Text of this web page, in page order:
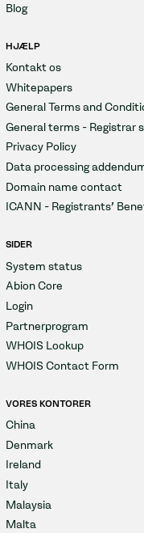
Blog
HJÆLP
Kontakt os
Whitepapers
General Terms and
General terms - Registrar
Privacy Policy
Data processing
Domain name contact
ICANN - Registrants'
SIDER
System status
Abion Core
Login
Partnerprogram
WHOIS Lookup
WHOIS Contact Form
VORES KONTORER
China
Denmark
Ireland
Italy
Malaysia
Malta